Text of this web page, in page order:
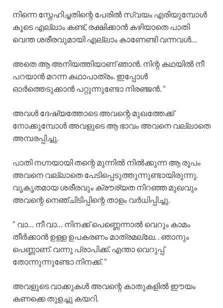
നിന്നെ സ്നേഹിച്ചതിന്റെ പേരിൽ സ്വയം എരിയുമ്പോൾ
കൂടെ എല്ലാം കണ്ട്, രക്ഷിക്കാൻ കഴിയാതെ പാതി
വെന്ത ശരീരവുമായി എല്ലാം കാണേണ്ടി വന്നവൾ…
അതെ ആ അനിയത്തിയാണ് ഞാൻ. നിന്റ കഥയിൽ നീ
പറയാൻ മറന്ന കഥാപാത്രം. ഇപ്പോൾ
ഓർത്തെടുക്കാൻ പറ്റുന്നുണ്ടോ നിരഞ്ജൻ. ”
അവൾ ദേഷ്യത്തോടെ അവന്റെ മുഖത്തേക്ക്
നോക്കുമ്പോൾ അവളുടെ ആ ഭാവം അവനെ വല്ലാതെ
അമ്പരപ്പിച്ചു.
പാതി നഗ്നയായി തന്റെ മുന്നിൽ നിൽക്കുന്ന ആ രൂപം
അവനെ വല്ലാതെ പേടിപ്പെടുത്തുന്നുണ്ടായിരുന്നു.
വൃകൃതമായ ശരീരവും ക്രൗര്യത നിറഞ്ഞ മുഖവും
അവന്റെ നെഞ്ചിടിപ്പിന്റെ താളം വർധിപ്പിച്ചു.
” വാ… നീ വാ… നിനക്ക് പെണ്ണെന്നാൽ വെറും കാമം
തീർക്കാൻ ഉള്ള ഉപകരണം മാത്രമല്ലേ. . ഞാനും
പെണ്ണാണ്. വന്നു പ്രാപിക്ക്. എന്താ വെറുപ്പ്
തോന്നുന്നുണ്ടോ നിനക്ക്. ”
അവളുടെ വാക്കുകൾ അവന്റെ കാതുകളിൽ ഈയം
കണക്കെ തുളച്ചു കയറി.